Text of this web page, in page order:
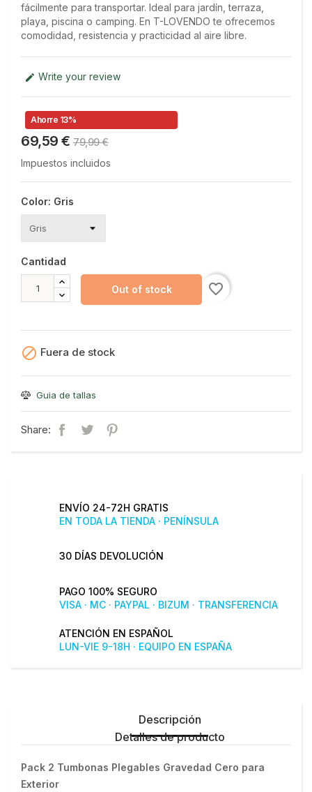
fácilmente para transportar. Ideal para jardín, terraza,
playa, piscina o camping. En T-LOVENDO te ofrecemos
comodidad, resistencia y practicidad al aire libre.
 Write your review
Ahorre 13%
69,59 € 79,99 €
Impuestos incluidos
Color: Gris
Cantidad
Out of stock favorite_border
 Fuera de stock
Guia de tallas
Share:
ENVÍO 24-72H GRATIS
EN TODA LA TIENDA · PENÍNSULA
30 DÍAS DEVOLUCIÓN
PAGO 100% SEGURO
VISA · MC · PAYPAL · BIZUM · TRANSFERENCIA
ATENCIÓN EN ESPAÑOL
LUN-VIE 9-18H · EQUIPO EN ESPAÑA
Descripción
Detalles de producto
Pack 2 Tumbonas Plegables Gravedad Cero para
Exterior